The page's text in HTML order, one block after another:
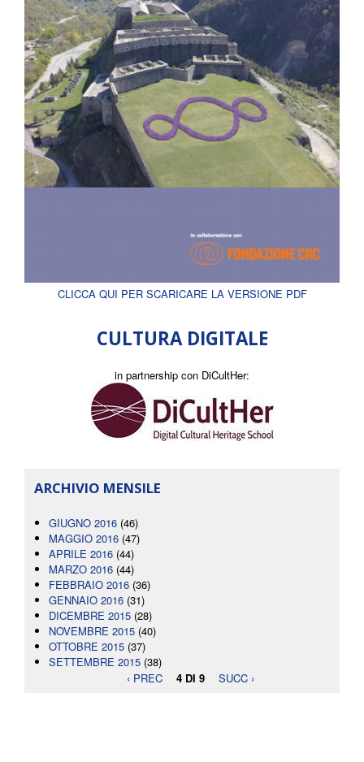
CLICCA QUI PER SCARICARE LA VERSIONE PDF
CULTURA DIGITALE
in partnership con DiCultHer:
ARCHIVIO MENSILE
GIUGNO 2016 (46)
MAGGIO 2016 (47)
APRILE 2016 (44)
MARZO 2016 (44)
FEBBRAIO 2016 (36)
GENNAIO 2016 (31)
DICEMBRE 2015 (28)
NOVEMBRE 2015 (40)
OTTOBRE 2015 (37)
SETTEMBRE 2015 (38)
‹ PREC
4 DI 9 SUCC ›